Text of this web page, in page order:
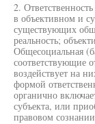
2.
в объективном и
существующих
реальность;
Общесоциальная
соответствующие
воздействует на
формой
органично
субъекта, или
правовом